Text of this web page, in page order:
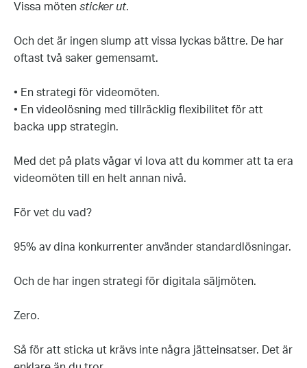
Vissa möten sticker ut.
Och det är ingen slump att vissa lyckas bättre. De har
oftast två saker gemensamt.
• En strategi för videomöten.
• En videolösning med tillräcklig flexibilitet för att
backa upp strategin.
Med det på plats vågar vi lova att du kommer att ta era
videomöten till en helt annan nivå.
För vet du vad?
95% av dina konkurrenter använder standardlösningar.
Och de har ingen strategi för digitala säljmöten.
Zero.
Så för att sticka ut krävs inte några jätteinsatser. Det är